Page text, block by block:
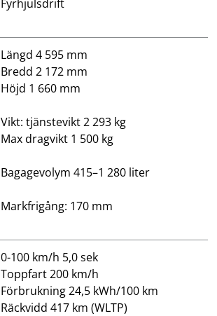
Fyrhjulsdrift
Längd 4 595 mm
Bredd 2 172 mm
Höjd 1 660 mm
Vikt: tjänstevikt 2 293 kg
Max dragvikt 1 500 kg
Bagagevolym 415–1 280 liter
Markfrigång: 170 mm
0-100 km/h 5,0 sek
Toppfart 200 km/h
Förbrukning 24,5 kWh/100 km
Räckvidd 417 km (WLTP)